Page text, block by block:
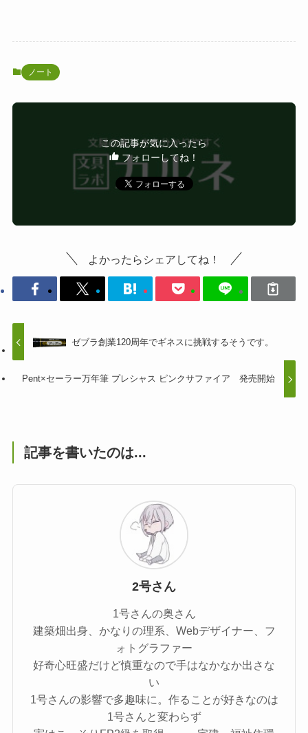
ノート
この記事が気に入ったら
フォローしてね！
よかったらシェアしてね！
ゼブラ創業120周年でギネスに挑戦するそうです。
Pent×セーラー万年筆 プレシャス ピンクサファイア 発売開始
記事を書いたのは...
2号さん
1号さんの奥さん
建築畑出身、かなりの理系、Webデザイナー、フ
ォトグラファー
好奇心旺盛だけど慎重なので手はなかなか出さな
い
1号さんの影響で多趣味に。作ることが好きなのは
1号さんと変わらず